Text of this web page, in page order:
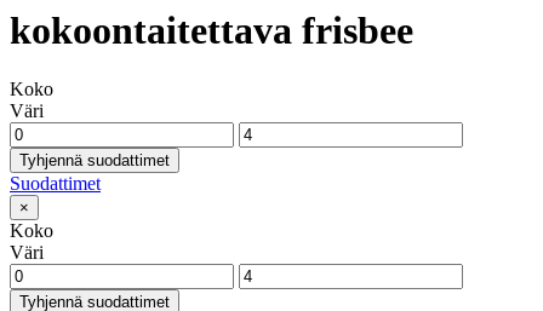
kokoontaitettava frisbee
Koko
Väri
Tyhjennä suodattimet
Suodattimet
×
Koko
Väri
Tyhjennä suodattimet